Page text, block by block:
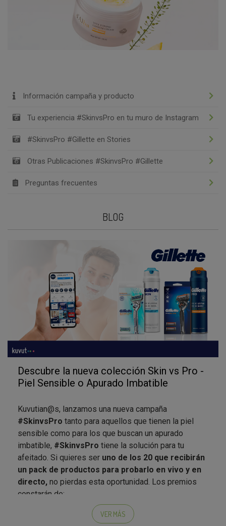
Información campaña y producto
Tu experiencia #SkinvsPro en tu muro de Instagram
#SkinvsPro #Gillette en Stories
Otras Publicaciones #SkinvsPro #Gillette
Preguntas frecuentes
BLOG
Descubre la nueva colección Skin vs Pro -
Piel Sensible o Apurado Imbatible
Kuvutian@s, lanzamos una nueva campaña
#SkinvsPro tanto para aquellos que tienen la piel
sensible como para los que buscan un apurado
imbatible, #SkinvsPro tiene la solución para tu
afeitado. Si quieres ser uno de los 20 que recibirán
un pack de productos para probarlo en vivo y en
directo, no pierdas esta oportunidad. Los premios
constarán de:
Pack Skinguard
(Máquina + Espuma Afeitar)
VER MÁS